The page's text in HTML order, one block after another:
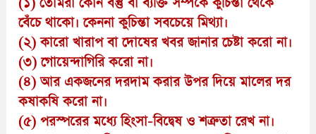
বেঁচে থাকো। কেননা কুচিন্তা সবচেয়ে মিথ্যা।
(২) কারো খারাপ বা দোষের খবর জানার চেষ্টা করো না।
(৩) গোয়েন্দাগিরি করো না।
(৪) আর একজনের দরদাম করার উপর দিয়ে মালের দর
কষাকষি করো না।
(৫) পরস্পরের মধ্যে হিংসা-বিদ্বেষ ও শত্রুতা রেখ না।